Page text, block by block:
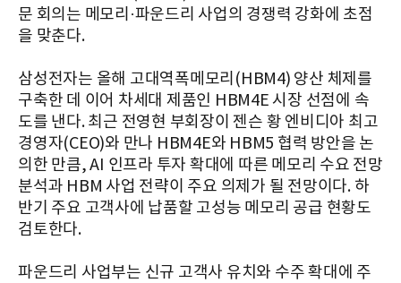
문 회의는 메모리·파운드리 사업의 경쟁력 강화에 초점
을 맞춘다.
삼성전자는 올해 고대역폭메모리(HBM4) 양산 체제를
구축한 데 이어 차세대 제품인 HBM4E 시장 선점에 속
도를 낸다. 최근 전영현 부회장이 젠슨 황 엔비디아 최고
경영자(CEO)와 만나 HBM4E와 HBM5 협력 방안을 논
의한 만큼, AI 인프라 투자 확대에 따른 메모리 수요 전망
분석과 HBM 사업 전략이 주요 의제가 될 전망이다. 하
반기 주요 고객사에 납품할 고성능 메모리 공급 현황도
검토한다.
파운드리 사업부는 신규 고객사 유치와 수주 확대에 주